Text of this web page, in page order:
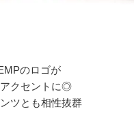
のロゴが
クセントに◎
ツとも相性抜群